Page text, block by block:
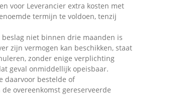
voor Leverancier extra kosten met
termijn te voldoen, tenzij
niet binnen drie maanden is
zijn vermogen kan beschikken, staat
zonder enige verplichting
geval onmiddellijk opeisbaar.
daarvoor bestelde of
overeenkomst gereserveerde